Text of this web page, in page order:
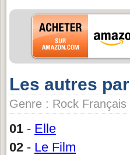
Les autres
Genre : Rock
01 - Elle
02 - Le Film